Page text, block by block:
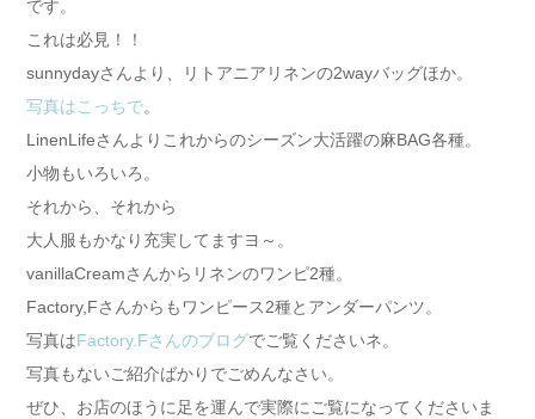
です。
これは必見！！
sunnydayさんより、リトアニアリネンの2wayバッグほか。
写真はこっちで。
LinenLifeさんよりこれからのシーズン大活躍の麻BAG各種。
小物もいろいろ。
それから、それから
大人服もかなり充実してますヨ～。
vanillaCreamさんからリネンのワンピ2種。
Factory,Fさんからもワンピース2種とアンダーパンツ。
写真はFactory.Fさんのブログでご覧くださいネ。
写真もないご紹介ばかりでごめんなさい。
ぜひ、お店のほうに足を運んで実際にご覧になってくださいま